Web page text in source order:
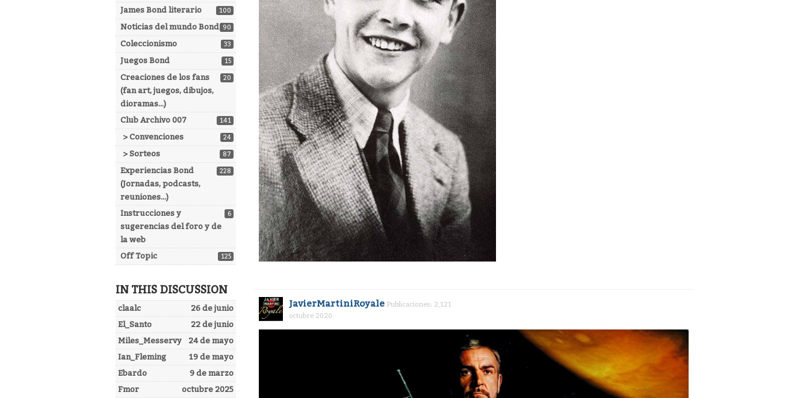
100
James Bond literario
90
Noticias del mundo Bond
33
Coleccionismo
15
Juegos Bond
20
Creaciones de los fans
(fan art, juegos, dibujos,
dioramas...)
141
Club Archivo 007
24
> Convenciones
87
> Sorteos
228
Experiencias Bond
(Jornadas, podcasts,
reuniones...)
6
Instrucciones y
sugerencias del foro y de
la web
125
Off Topic
IN THIS DISCUSSION
26 de junio
claalc
22 de junio
El_Santo
24 de mayo
Miles_Messervy
19 de mayo
Ian_Fleming
9 de marzo
Ebardo
octubre 2025
Fmor
JavierMartiniRoyale Publicaciones: 2,121
octubre 2020